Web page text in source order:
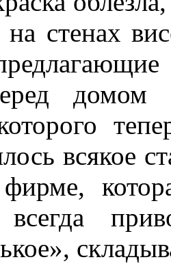
стенах
домом
всякое